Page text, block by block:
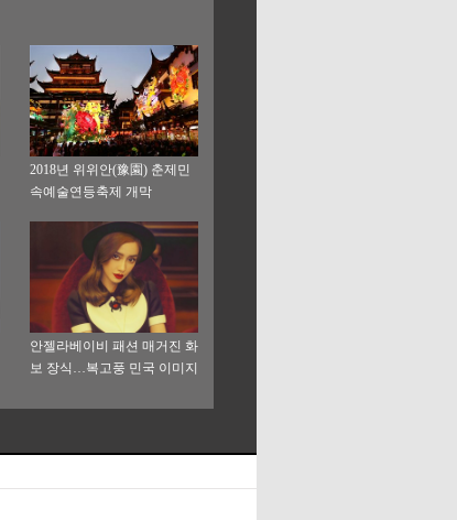
2018년 위위안(豫園) 춘제민
속예술연등축제 개막
안젤라베이비 패션 매거진 화
보 장식…복고풍 민국 이미지